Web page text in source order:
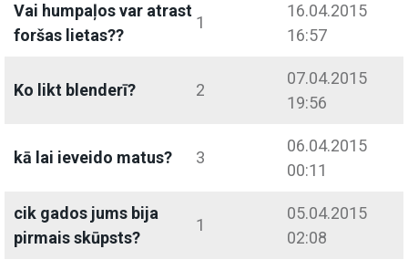
Vai humpaļos var atrast
foršas lietas??
1
16.04.2015
16:57
Ko likt blenderī? 2
07.04.2015
19:56
kā lai ieveido matus? 3
06.04.2015
00:11
cik gados jums bija
pirmais skūpsts?
1
05.04.2015
02:08